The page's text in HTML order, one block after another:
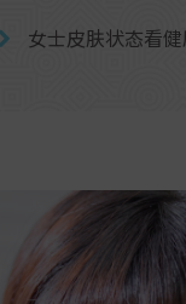
女士皮肤状态看